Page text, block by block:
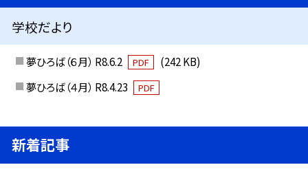
学校だより
夢ひろば（６月） R8.6.2 PDF
(242 KB)
夢ひろば（４月） R8.4.23
PDF
新着記事